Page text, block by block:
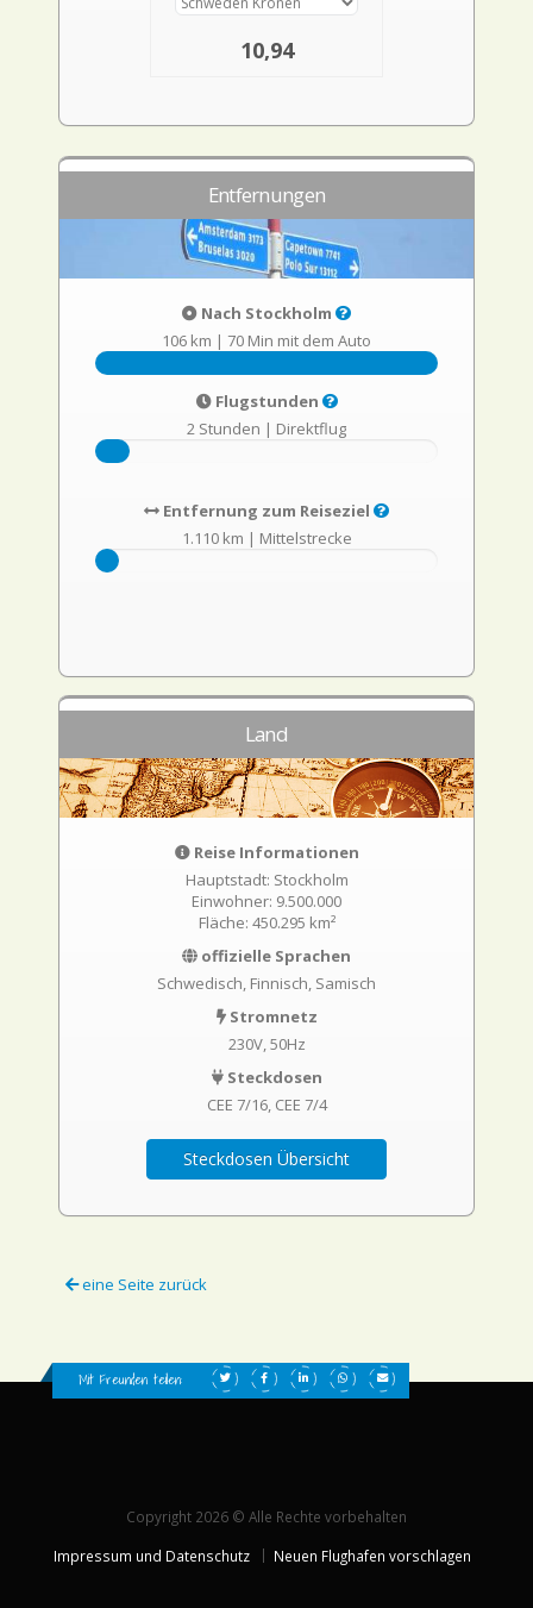
10,94
Entfernungen
Nach Stockholm
106 km | 70 Min mit dem Auto
Flugstunden
2 Stunden | Direktflug
Entfernung zum Reiseziel
1.110 km | Mittelstrecke
Land
Reise Informationen
Hauptstadt: Stockholm
Einwohner: 9.500.000
Fläche: 450.295 km²
offizielle Sprachen
Schwedisch, Finnisch, Samisch
Stromnetz
230V, 50Hz
Steckdosen
CEE 7/16 CEE 7/4
Steckdosen Übersicht
eine Seite zurück
Mit Freunden teilen:
Copyright 2026 © Alle Rechte vorbehalten
Impressum und Datenschutz Neuen Flughafen vorschlagen